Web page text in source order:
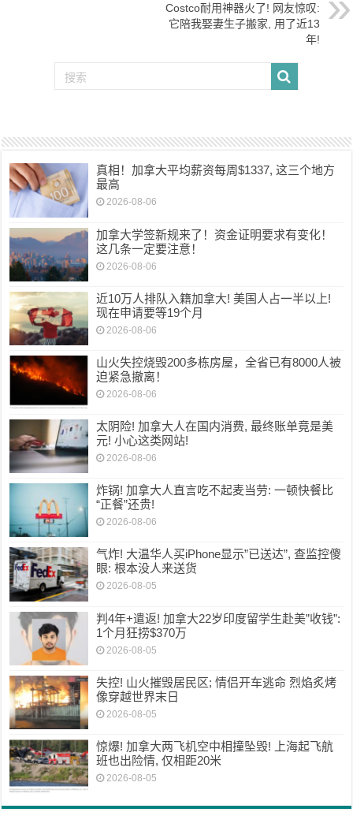
Costco耐用神器火了! 网友惊叹:
它陪我娶妻生子搬家, 用了近13
年!
真相！加拿大平均薪资每周$1337, 这三个地方
最高
2026-08-06
加拿大学签新规来了！资金证明要求有变化！
这几条一定要注意！
2026-08-06
近10万人排队入籍加拿大! 美国人占一半以上!
现在申请要等19个月
2026-08-06
山火失控烧毁200多栋房屋，全省已有8000人被
迫紧急撤离！
2026-08-06
太阴险! 加拿大人在国内消费, 最终账单竟是美
元! 小心这类网站!
2026-08-06
炸锅! 加拿大人直言吃不起麦当劳: 一顿快餐比
“正餐”还贵!
2026-08-06
气炸! 大温华人买iPhone显示”已送达”, 查监控傻
眼: 根本没人来送货
2026-08-05
判4年+遣返! 加拿大22岁印度留学生赴美”收钱”:
1个月狂捞$370万
2026-08-05
失控! 山火摧毁居民区; 情侣开车逃命 烈焰炙烤
像穿越世界末日
2026-08-05
惊爆! 加拿大两飞机空中相撞坠毁! 上海起飞航
班也出险情, 仅相距20米
2026-08-05